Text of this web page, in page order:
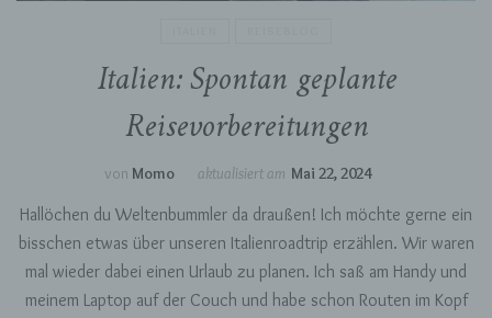
Italien: Spontan geplante
Reisevorbereitungen
von Momo aktualisiert am Mai 22, 2024
Hallöchen du Weltenbummler da draußen! Ich möchte gerne ein
bisschen etwas über unseren Italienroadtrip erzählen. Wir waren
mal wieder dabei einen Urlaub zu planen. Ich saß am Handy und
meinem Laptop auf der Couch und habe schon Routen im Kopf